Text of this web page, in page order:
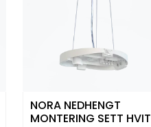
NORA NEDHENGT
MONTERING SETT HVIT